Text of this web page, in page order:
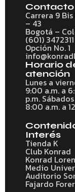
Contacto
Carrera 9
– 43
Bogotá –
(601) 3472311
Opción No. 1
Horario
atención
Lunes a
9:00 a.m. a
p.m.
8:00 a.m. a
Interés
Tienda K
Club Konrad
Konrad
Medio
Auditorio
Fajardo